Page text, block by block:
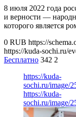
8 июля 2022 года
и верности —
которого является
0 RUB https://
https://kuda-sochi.ru/
Бесплатно 342 2
https://kuda-
sochi.ru/image/
https://kuda-
sochi.ru/image/